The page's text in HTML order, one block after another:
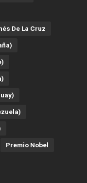
De La Cruz
Premio Nobel